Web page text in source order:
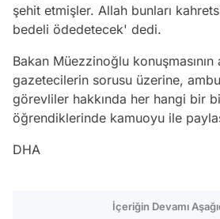
şehit etmişler. Allah bunları
bedeli ödedetecek' dedi.
Bakan Müezzinoğlu konuşmasının
gazetecilerin sorusu üzerine,
görevliler hakkında her hangi bir
öğrendiklerinde kamuoyu ile
DHA
İçeriğin Devamı